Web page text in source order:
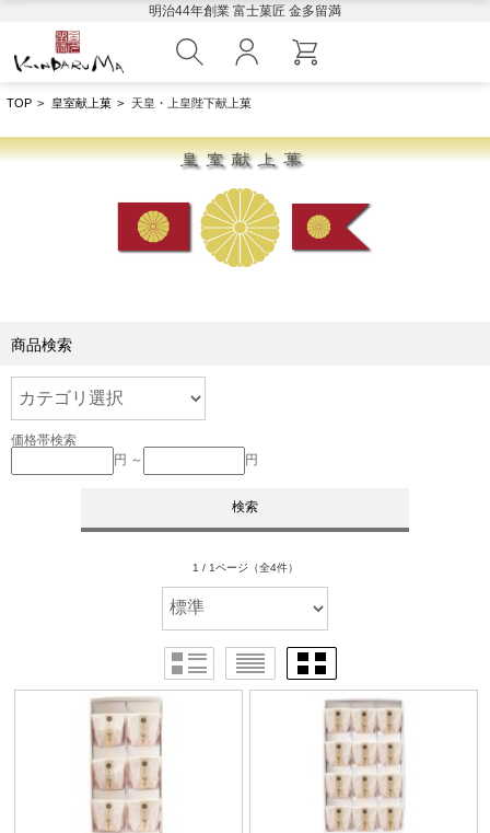
明治44年創業 富士菓匠 金多留満
TOP > 皇室献上菓 > 天皇・上皇陛下献上菓
商品検索
価格帯検索
円 ～
円
1 / 1ページ （全4件）